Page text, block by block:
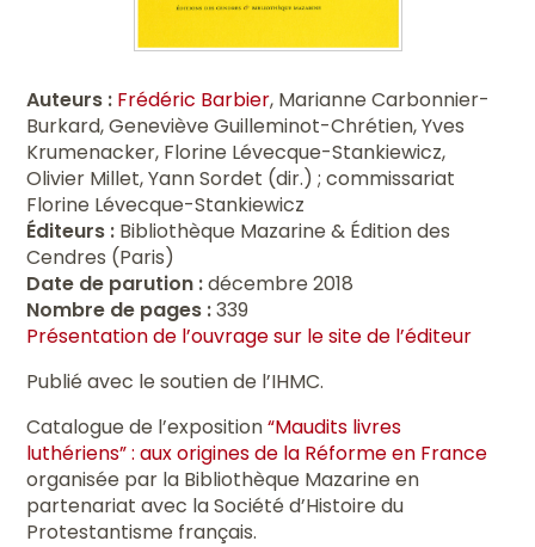
Auteurs : Frédéric Barbier, Marianne Carbonnier-
Burkard, Geneviève Guilleminot-Chrétien, Yves
Krumenacker, Florine Lévecque-Stankiewicz,
Olivier Millet, Yann Sordet (dir.) ; commissariat
Florine Lévecque-Stankiewicz
Éditeurs : Bibliothèque Mazarine & Édition des
Cendres (Paris)
Date de parution :décembre 2018
Nombre de pages :339
Présentation de l’ouvrage sur le site de l’éditeur
Publié avec le soutien de l’IHMC.
Catalogue de l’exposition“Maudits livres
luthériens” : aux origines de la Réforme en France
organisée par la Bibliothèque Mazarine en
partenariat avec la Société d’Histoire du
Protestantisme français.